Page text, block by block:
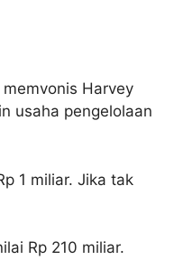
Harvey
usaha pengelolaan
1 miliar. Jika tak
Rp 210 miliar.